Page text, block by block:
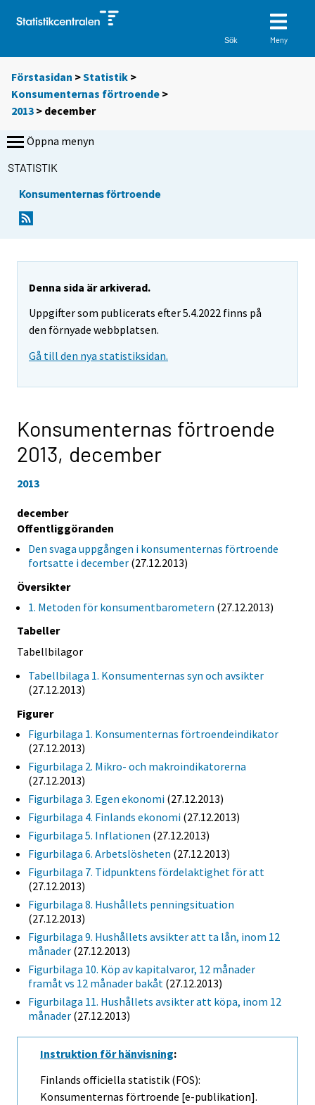
Sök Meny
Förstasidan >Statistik >
Konsumenternas förtroende >
2013 > december
Öppna menyn
STATISTIK
Konsumenternas förtroende
Denna sida är arkiverad.
Uppgifter som publicerats efter 5.4.2022 finns på
den förnyade webbplatsen.
Gå till den nya statistiksidan.
Konsumenternas förtroende
2013, december
2013
december
Offentliggöranden
Den svaga uppgången i konsumenternas förtroende
fortsatte i december (27.12.2013)
Översikter
1. Metoden för konsumentbarometern (27.12.2013)
Tabeller
Tabellbilagor
Tabellbilaga 1. Konsumenternas syn och avsikter
(27.12.2013)
Figurer
Figurbilaga 1. Konsumenternas förtroendeindikator
(27.12.2013)
Figurbilaga 2. Mikro- och makroindikatorerna
(27.12.2013)
Figurbilaga 3. Egen ekonomi (27.12.2013)
Figurbilaga 4. Finlands ekonomi (27.12.2013)
Figurbilaga 5. Inflationen (27.12.2013)
Figurbilaga 6. Arbetslösheten (27.12.2013)
Figurbilaga 7. Tidpunktens fördelaktighet för att
(27.12.2013)
Figurbilaga 8. Hushållets penningsituation
(27.12.2013)
Figurbilaga 9. Hushållets avsikter att ta lån, inom 12
månader (27.12.2013)
Figurbilaga 10. Köp av kapitalvaror, 12 månader
framåt vs 12 månader bakåt (27.12.2013)
Figurbilaga 11. Hushållets avsikter att köpa, inom 12
månader (27.12.2013)
Instruktion för hänvisning:
Finlands officiella statistik (FOS):
Konsumenternas förtroende [e-publikation].